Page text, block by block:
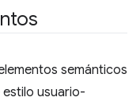
semánticos
usuario-